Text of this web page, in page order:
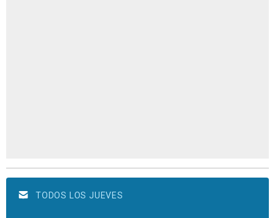
TODOS LOS JUEVES